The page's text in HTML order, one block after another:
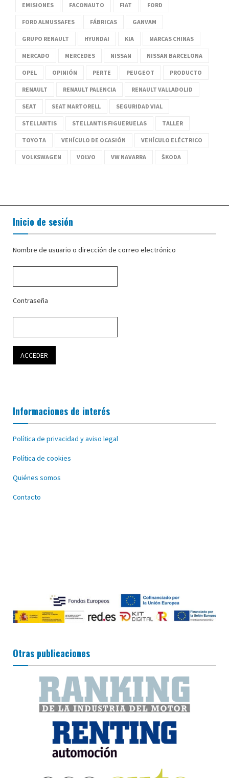
EMISIONES FACONAUTO FIAT FORD
FORD ALMUSSAFES FÁBRICAS GANVAM
GRUPO RENAULT HYUNDAI KIA MARCAS CHINAS
MERCADO MERCEDES NISSAN NISSAN BARCELONA
OPEL OPINIÓN PERTE PEUGEOT PRODUCTO
RENAULT RENAULT PALENCIA RENAULT VALLADOLID
SEAT SEAT MARTORELL SEGURIDAD VIAL
STELLANTIS STELLANTIS FIGUERUELAS TALLER
TOYOTA VEHÍCULO DE OCASIÓN VEHÍCULO ELÉCTRICO
VOLKSWAGEN VOLVO VW NAVARRA ŠKODA
Inicio de sesión
Nombre de usuario o dirección de correo electrónico
Contraseña
Informaciones de interés
Política de privacidad y aviso legal
Política de cookies
Quiénes somos
Contacto
Otras publicaciones